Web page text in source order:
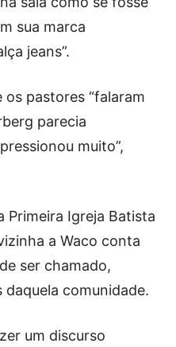
sua marca
jeans”.
os pastores “falaram
parecia
muito”,
Igreja Batista
a Waco conta
ser chamado,
comunidade.
um discurso